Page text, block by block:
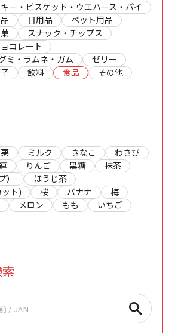
ー・ビスケット・ウエハース・パイ
日用品
ペット用品
スナック・チップス
コレート
ミ・ラムネ・ガム
ゼリー
飲料 食品 その他
ミルク きなこ
わさび
りんご 黒糖
抹茶
ほうじ茶
ト)
桜 バナナ
梅
メロン もも いちご